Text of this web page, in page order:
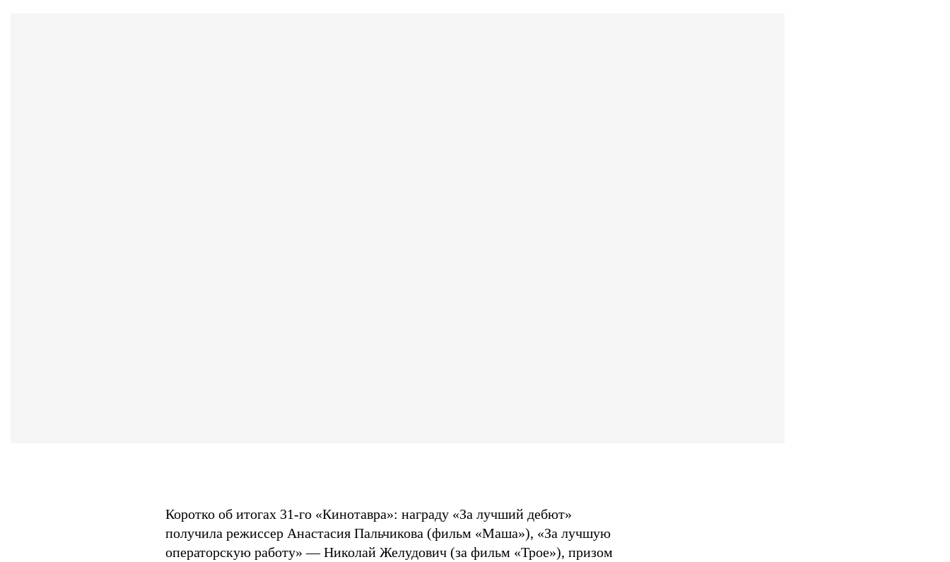
Коротко об итогах 31-го «Кинотавра»: награду «За лучший дебют»
получила режиссер Анастасия Пальчикова (фильм «Маша»), «За лучшую
операторскую работу» — Николай Желудович (за фильм «Трое»), призом